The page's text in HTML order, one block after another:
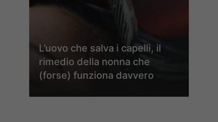
L’uovo che salva i capelli, il
rimedio della nonna che
(forse) funziona davvero